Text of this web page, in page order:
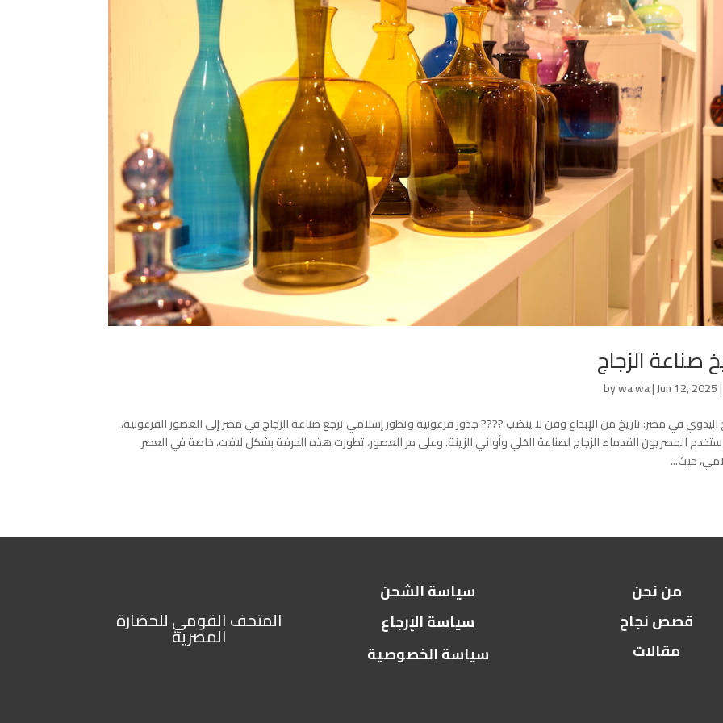
صناعة الزجاج
bywa wa|Jun 12, 2025
اليدوي في مصر: تاريخ من الإبداع وفن لا ينضب ???? جذور فرعونية وتطور إسلامي ترجع صناعة الزجاج في مصر إلى العصور الفرعونية،
المصريون القدماء الزجاج لصناعة الحُلي وأواني الزينة. وعلى مر العصور، تطورت هذه الحرفة بشكل لافت، خاصة في العصر
حيث...
المتحف القومي للحضارة
المصرية
سياسة الشحن
سياسة الإرجاع
سياسة الخصوصية
من نحن
قصص نجاح
مقالات